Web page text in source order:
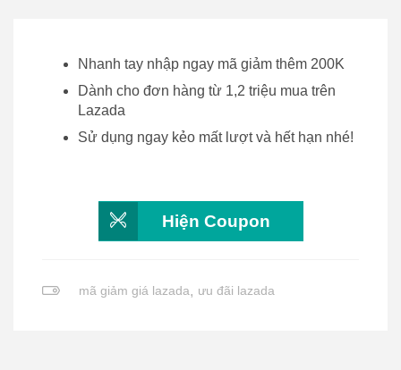
Nhanh tay nhập ngay mã giảm thêm 200K
Dành cho đơn hàng từ 1,2 triệu mua trên
Lazada
Sử dụng ngay kẻo mất lượt và hết hạn nhé!
Hiện Coupon
mã giảm giá lazada, ưu đãi lazada